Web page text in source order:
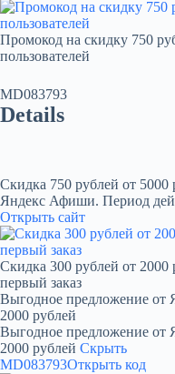
Промокод на скидку 750
пользователей
MD083793
Details
Скидка 750 рублей от 5000
Яндекс Афиши. Период
Открыть сайт
Скидка 300 рублей от
первый заказ
Выгодное предложение от
2000 рублей
Выгодное предложение от
2000 рублей Скрыть
MD083793Открыть код